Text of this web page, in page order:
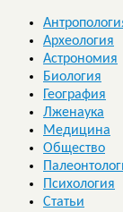
Археология
Астрономия
Биология
География
Лженаука
Медицина
Общество
Психология
Статьи